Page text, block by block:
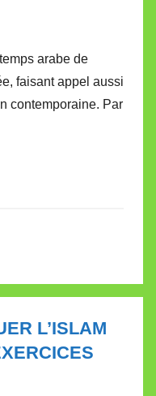
arabe de
faisant appel aussi
contemporaine. Par
L’ISLAM